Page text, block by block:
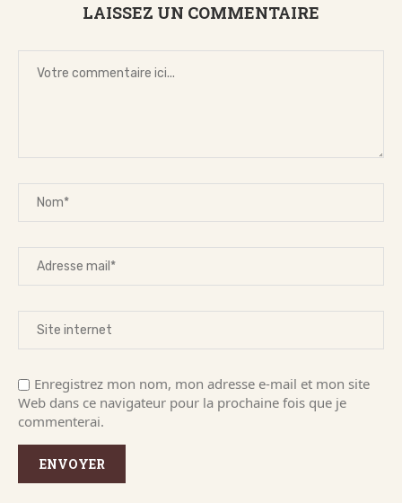
LAISSEZ UN COMMENTAIRE
Enregistrez mon nom, mon adresse e-mail et mon site
Web dans ce navigateur pour la prochaine fois que je
commenterai.